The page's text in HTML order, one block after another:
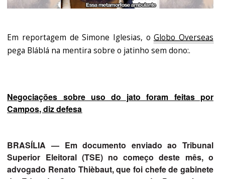
Em reportagem de Simone Iglesias, oGlobo Overseas
pega Bláblá na mentira sobre o jatinho sem dono:.
Negociações sobre uso do jato foram feitas por
Campos, diz defesa
BRASÍLIA — Em documento enviado ao Tribunal
Superior Eleitoral (TSE) no começo deste mês, o
advogado Renato Thièbaut, que foi chefe de gabinete